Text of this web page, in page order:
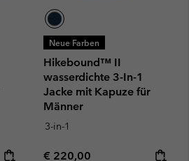
Neue Farben
Hikebound™ II
wasserdichte 3-In-1
Jacke mit Kapuze für
Männer
3-in-1
Regular price:
€ 220,00